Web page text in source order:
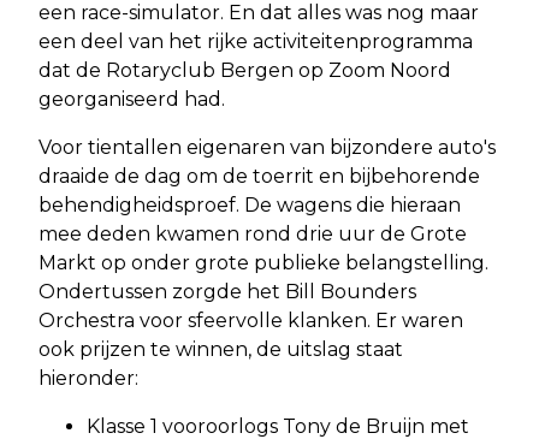
een race-simulator. En dat alles was nog maar
een deel van het rijke activiteitenprogramma
dat de Rotaryclub Bergen op Zoom Noord
georganiseerd had.
Voor tientallen eigenaren van bijzondere auto's
draaide de dag om de toerrit en bijbehorende
behendigheidsproef. De wagens die hieraan
mee deden kwamen rond drie uur de Grote
Markt op onder grote publieke belangstelling.
Ondertussen zorgde het Bill Bounders
Orchestra voor sfeervolle klanken. Er waren
ook prijzen te winnen, de uitslag staat
hieronder:
Klasse 1 vooroorlogs Tony de Bruijn met